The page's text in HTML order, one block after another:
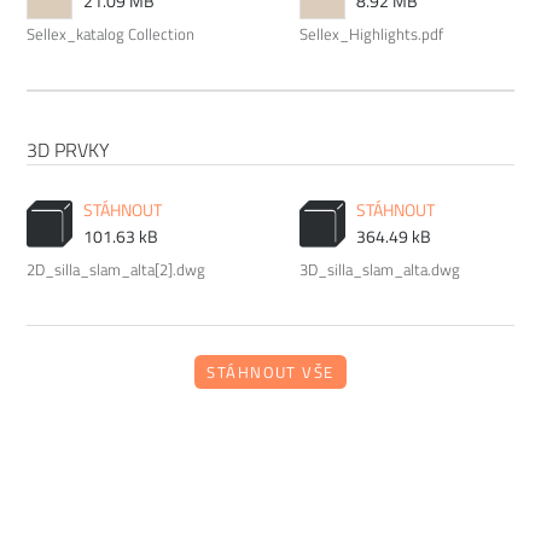
starat o různé typy povrchu a čemu se naopak vyvarovat >>
péče o nábytek.
Sellex_katalog Collection Sellex_Highlights.pdf
3D PRVKY
STÁHNOUT
101.63 kB
2D_silla_slam_alta[2].dwg
STÁHNOUT
364.49 kB
3D_silla_slam_alta.dwg
STÁHNOUT VŠE